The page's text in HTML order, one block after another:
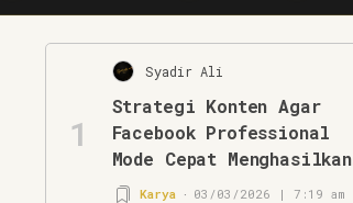
1
Syadir Ali
Strategi Konten Agar
Facebook Professional
Mode Cepat Menghasilkan
di Tahun 2026
Karya 03/03/2026 | 7:19 am